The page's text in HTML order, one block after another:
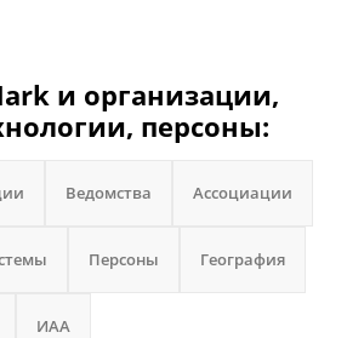
и организации,
персоны:
Ведомства Ассоциации
Персоны География
ИАА